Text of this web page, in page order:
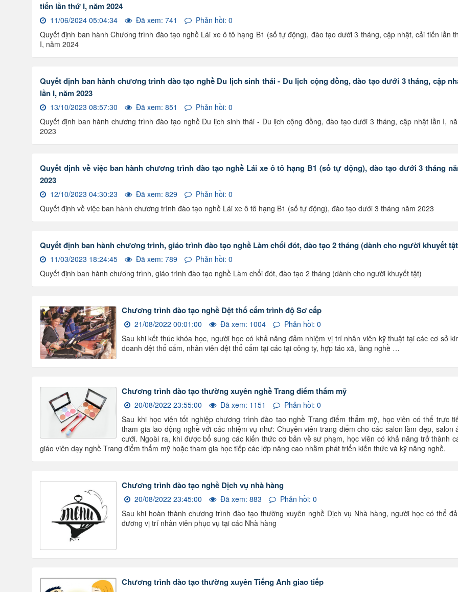
tiến lần thứ I, năm 2024
11/06/2024 05:04:34 Đã xem: 741
Phản hồi: 0
Quyết định ban hành Chương trình đào tạo nghề Lái xe ô tô hạng B1 (số tự động), đào tạo dưới 3 tháng, cập nhật, cải tiến lần
I, năm 2024
Quyết định ban hành chương trình đào tạo nghề Du lịch sinh thái - Du lịch cộng đồng, đào tạo dưới 3 tháng, cập
lần I, năm 2023
13/10/2023 08:57:30 Đã xem: 851
Phản hồi: 0
Quyết định ban hành chương trình đào tạo nghề Du lịch sinh thái - Du lịch cộng đồng, đào tạo dưới 3 tháng, cập nhật lần I,
2023
Quyết định về việc ban hành chương trình đào tạo nghề Lái xe ô tô hạng B1 (số tự động), đào tạo dưới 3 tháng
2023
12/10/2023 04:30:23 Đã xem: 829
Phản hồi: 0
Quyết định về việc ban hành chương trình đào tạo nghề Lái xe ô tô hạng B1 (số tự động), đào tạo dưới 3 tháng năm 2023
Quyết định ban hành chương trình, giáo trình đào tạo nghề Làm chổi đót, đào tạo 2 tháng (dành cho người khuyết
11/03/2023 18:24:45 Đã xem: 789
Phản hồi: 0
Quyết định ban hành chương trình, giáo trình đào tạo nghề Làm chổi đót, đào tạo 2 tháng (dành cho người khuyết tật)
Chương trình đào tạo nghề Dệt thổ cẩm trình độ Sơ cấp
21/08/2022 00:01:00 Đã xem: 1004
Phản hồi: 0
Sau khi kết thúc khóa học, người học có khả năng đảm nhiệm vị trí nhân viên kỹ thuật tại các cơ sở
doanh dệt thổ cẩm, nhân viên dệt thổ cẩm tại các tại công ty, hợp tác xã, làng nghề …
Chương trình đào tạo thường xuyên nghề Trang điểm thẩm mỹ
20/08/2022 23:55:00 Đã xem: 1151
Phản hồi: 0
Sau khi học viên tốt nghiệp chương trình đào tạo nghề Trang điểm thẩm mỹ, học viên có thể trực
tham gia lao động nghề với các nhiệm vụ như: Chuyên viên trang điểm cho các salon làm đẹp, salon
cưới. Ngoài ra, khi được bổ sung các kiến thức cơ bản về sư phạm, học viên có khả năng trở thành
giáo viên dạy nghề Trang điểm thẩm mỹ hoặc tham gia học tiếp các lớp nâng cao nhằm phát triển kiến thức và kỹ năng nghề.
Chương trình đào tạo nghề Dịch vụ nhà hàng
20/08/2022 23:45:00 Đã xem: 883
Phản hồi: 0
Sau khi hoàn thành chương trình đào tạo thường xuyên nghề Dịch vụ Nhà hàng, người học có thể
đương vị trí nhân viên phục vụ tại các Nhà hàng
Chương trình đào tạo thường xuyên Tiếng Anh giao tiếp